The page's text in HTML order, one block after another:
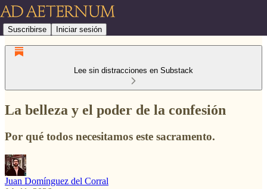
Suscribirse Iniciar sesión
Lee sin distracciones en Substack
La belleza y el poder de la confesión
Por qué todos necesitamos este sacramento.
Juan Domínguez del Corral